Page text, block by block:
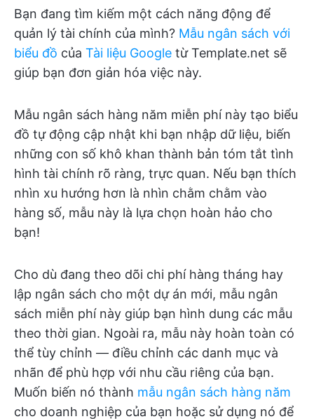
Bạn đang tìm kiếm một cách năng động để
quản lý tài chính của mình? Mẫu ngân sách với
biểu đồ của Tài liệu Google từ Template.net sẽ
giúp bạn đơn giản hóa việc này.
Mẫu ngân sách hàng năm miễn phí này tạo biểu
đồ tự động cập nhật khi bạn nhập dữ liệu, biến
những con số khô khan thành bản tóm tắt tình
hình tài chính rõ ràng, trực quan. Nếu bạn thích
nhìn xu hướng hơn là nhìn chằm chằm vào
hàng số, mẫu này là lựa chọn hoàn hảo cho
bạn!
Cho dù đang theo dõi chi phí hàng tháng hay
lập ngân sách cho một dự án mới, mẫu ngân
sách miễn phí này giúp bạn hình dung các mẫu
theo thời gian. Ngoài ra, mẫu này hoàn toàn có
thể tùy chỉnh — điều chỉnh các danh mục và
nhãn để phù hợp với nhu cầu riêng của bạn.
Muốn biến nó thành mẫu ngân sách hàng năm
cho doanh nghiệp của bạn hoặc sử dụng nó để